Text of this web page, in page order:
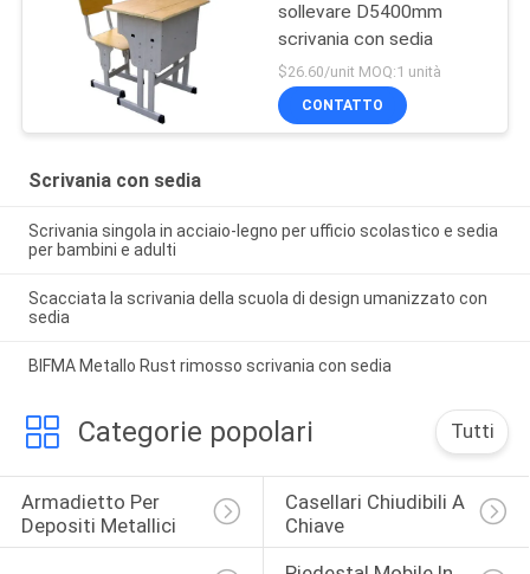
sollevare D5400mm
scrivania con sedia
$26.60/unit MOQ:1 unità
CONTATTO
Scrivania con sedia
Scrivania singola in acciaio-legno per ufficio scolastico e sedia
per bambini e adulti
Scacciata la scrivania della scuola di design umanizzato con
sedia
BIFMA Metallo Rust rimosso scrivania con sedia
Categorie popolari Tutti
Armadietto Per
Depositi Metallici
Casellari Chiudibili A
Chiave